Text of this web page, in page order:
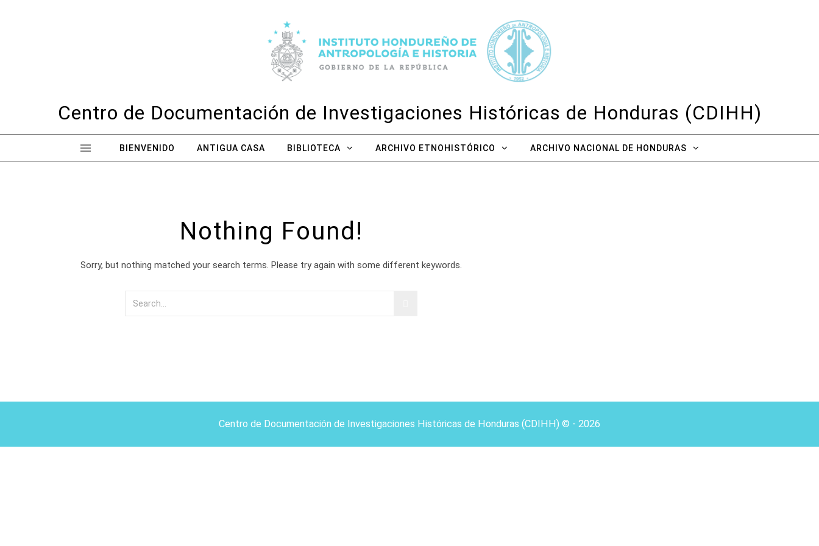
Centro de Documentación de Investigaciones Históricas de Honduras (CDIHH)
BIENVENIDO ANTIGUA CASA BIBLIOTECA ARCHIVO ETNOHISTÓRICO ARCHIVO NACIONAL DE HONDURAS
Nothing Found!
Sorry, but nothing matched your search terms. Please try again with some different keywords.
Centro de Documentación de Investigaciones Históricas de Honduras (CDIHH) © - 2026